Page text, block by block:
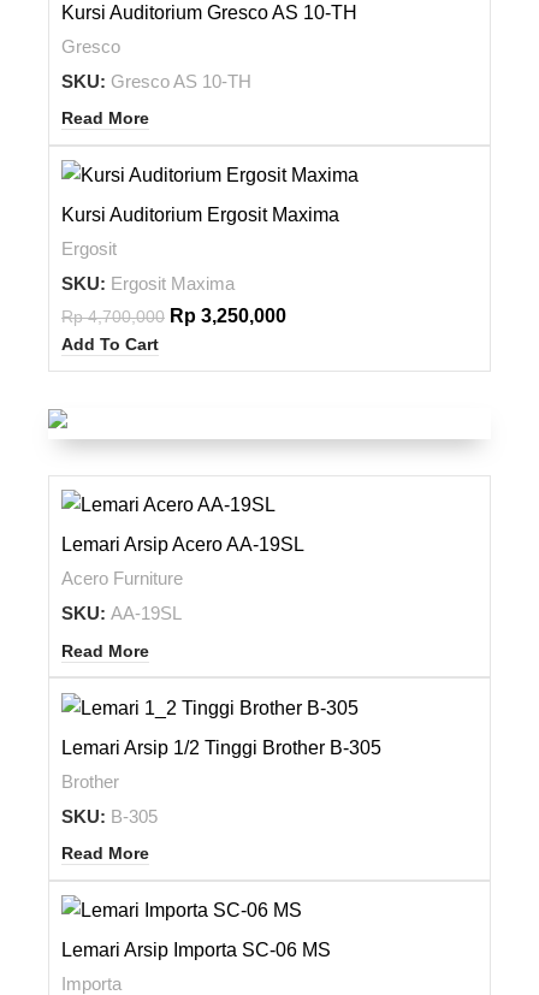
Kursi Auditorium Gresco AS 10-TH
Gresco
SKU: Gresco AS 10-TH
Read More
Kursi Auditorium Ergosit Maxima
Ergosit
SKU: Ergosit Maxima
Rp4,700,000 Rp 3,250,000
Add To Cart
Lemari Arsip Acero AA-19SL
Acero Furniture
SKU: AA-19SL
Read More
Lemari Arsip 1/2 Tinggi Brother B-305
Brother
SKU: B-305
Read More
Lemari Arsip Importa SC-06 MS
Importa